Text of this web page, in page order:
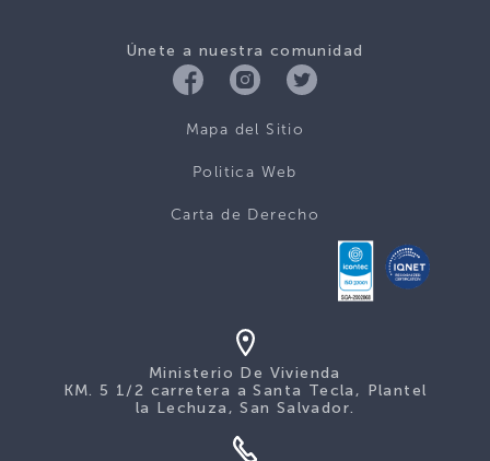
Únete a nuestra comunidad
Mapa del Sitio
Politica Web
Carta de Derecho
Ministerio De Vivienda
KM. 5 1/2 carretera a Santa Tecla, Plantel
la Lechuza, San Salvador.